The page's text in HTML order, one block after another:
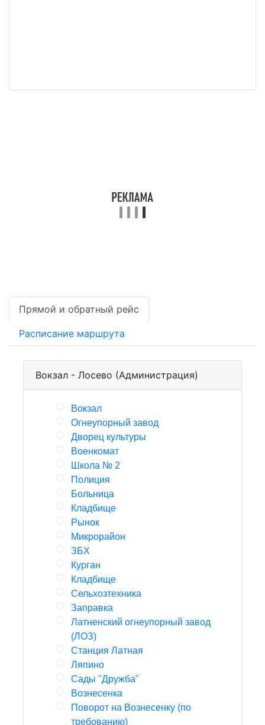
Прямой и обратный рейс
Расписание маршрута
Вокзал - Лосево (Администрация)
Вокзал
Огнеупорный завод
Дворец культуры
Военкомат
Школа № 2
Полиция
Больница
Кладбище
Рынок
Микрорайон
ЗБХ
Курган
Кладбище
Сельхозтехника
Заправка
Латненский огнеупорный завод
(ЛОЗ)
Станция Латная
Ляпино
Сады "Дружба"
Вознесенка
Поворот на Вознесенку (по
требованию)